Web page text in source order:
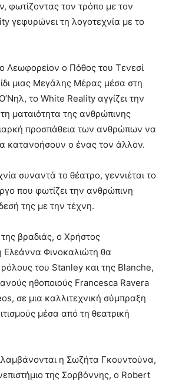
φωτίζοντας τον τρόπο με τον
γεφυρώνει τη λογοτεχνία με το
Λεωφορείον ο Πόθος του Τενεσί
μιας Μεγάλης Μέρας μέσα στη
το White Reality αγγίζει την
ματαιότητα της ανθρώπινης
προσπάθεια των ανθρώπων να
κατανοήσουν ο ένας τον άλλον.
συναντά το θέατρο, γεννιέται το
που φωτίζει την ανθρώπινη
της με την τέχνη.
βραδιάς, ο Χρήστος
Ελεάννα Φινοκαλιώτη θα
του Stanley και της Blanche,
ηθοποιούς Francesca Ravera
σε μια καλλιτεχνική σύμπραξη
μέσα από τη θεατρική
η Σωζήτα Γκουντούνα,
της Σορβόννης, ο Robert